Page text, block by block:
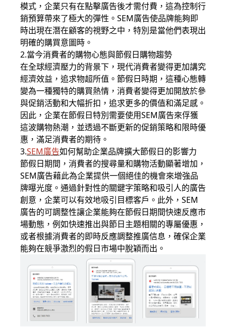
模式，企業只有在點擊廣告後才需付費，這為控制行
銷預算帶來了極大的彈性。SEM廣告使品牌能夠即
時出現在潛在顧客的視野之中，特別是當他們表現出
明確的購買意圖時。
2.當今消費者的購物心態與節假日購物趨勢
在全球經濟壓力的背景下，現代消費者變得更加講究
經濟效益，追求物超所值。節假日時期，這種心態轉
變為一種獨特的購買熱情，消費者變得更加開放於參
與促銷活動和大幅折扣，追求更多的價值和滿足感。
因此，企業在節假日特別需要使用SEM廣告來俘獲
這波購物熱潮，並透過不斷更新的促銷策略和限時優
惠，滿足消費者的期待。
3.SEM廣告如何幫助企業品牌擴大節假日的影響力
節假日期間，消費者的搜尋量和購物活動顯著增加，
SEM廣告藉此為企業提供一個絕佳的機會來增強品
牌曝光度。通過針對性的關鍵字策略和吸引人的廣告
創意，企業可以有效地吸引目標客戶。此外，SEM
廣告的可調整性讓企業能夠在節假日期間快速反應市
場動態，例如快速推出與節日主題相關的專屬優惠，
或者根據消費者的即時反應調整推廣信息，確保企業
能夠在競爭激烈的假日市場中脫穎而出。